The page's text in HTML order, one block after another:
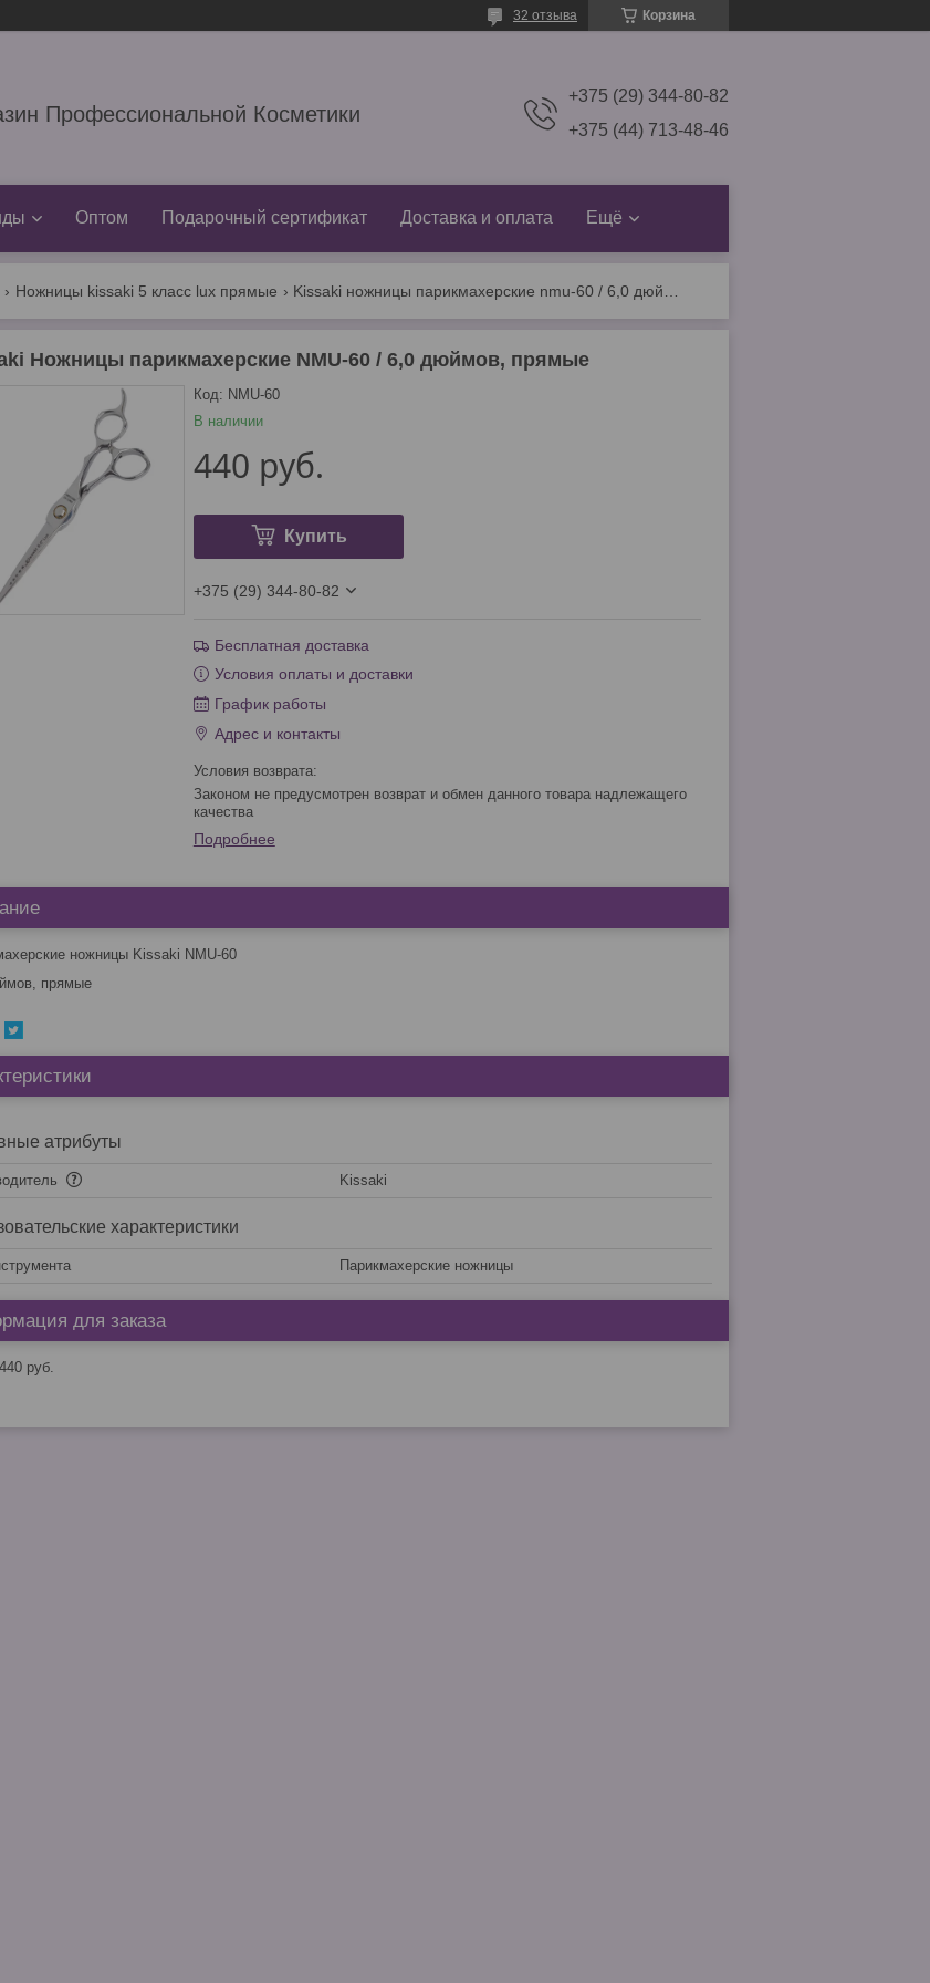
Корзина
32 отзыва
Профессиональной Косметики
+375 (29) 344-80-82
+375 (44) 713-48-46
Оптом Подарочный сертификат Доставка и оплата Ещё
Ножницы kissaki 5 класс lux прямые
Ножницы парикмахерские NMU-60 / 6,0 дюймов, прямые
В наличии
Код: NMU-60
440 руб.
Купить
+375 (29) 344-80-82
Бесплатная доставка
Условия оплаты и доставки
График работы
Адрес и контакты
Законом не предусмотрен возврат и обмен данного товара надлежащего
качества
Подробнее
ножницы Kissaki NMU-60
прямые
атрибуты
Kissaki
характеристики
Парикмахерские ножницы
для заказа
440 руб.